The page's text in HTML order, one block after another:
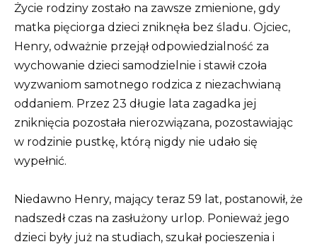
Życie rodziny zostało na zawsze zmienione, gdy
matka pięciorga dzieci zniknęła bez śladu. Ojciec,
Henry, odważnie przejął odpowiedzialność za
wychowanie dzieci samodzielnie i stawił czoła
wyzwaniom samotnego rodzica z niezachwianą
oddaniem. Przez 23 długie lata zagadka jej
zniknięcia pozostała nierozwiązana, pozostawiając
w rodzinie pustkę, którą nigdy nie udało się
wypełnić.
Niedawno Henry, mający teraz 59 lat, postanowił, że
nadszedł czas na zasłużony urlop. Ponieważ jego
dzieci były już na studiach, szukał pocieszenia i